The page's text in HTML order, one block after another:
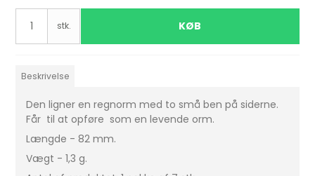
stk. KØB
Beskrivelse
Den ligner en regnorm med to små ben på siderne.
Får til at opføre som en levende orm.
Længde - 82 mm.
Vægt - 1,3 g.